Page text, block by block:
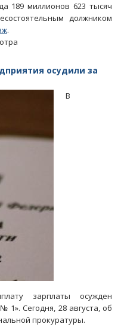
189 миллионов 623 тысяч
должником
.
осудили за
В
зарплаты осужден
1». Сегодня, 28 августа, об
прокуратуры.